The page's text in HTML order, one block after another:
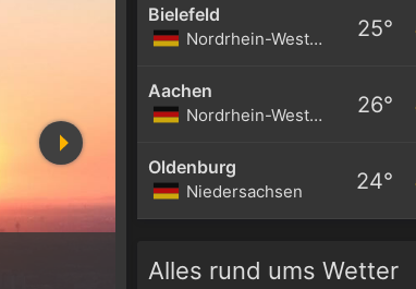
Die Schafskälte
Bielefeld
Nordrhein-Westfalen 25°
Aachen
Nordrhein-Westfalen 26°
Oldenburg
Niedersachsen 24°
Alles rund ums Wetter